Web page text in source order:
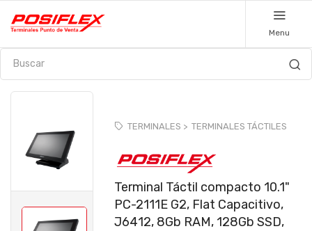
Menu
TERMINALES > TERMINALES TÁCTILES
Terminal Táctil compacto 10.1"
PC-2111E G2, Flat Capacitivo,
J6412, 8Gb RAM, 128Gb SSD,